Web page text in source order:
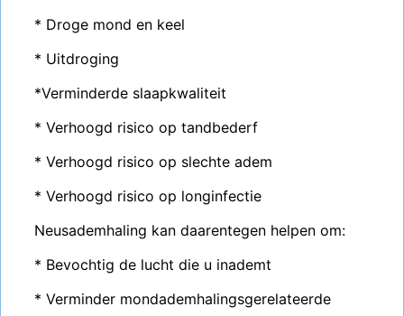
* Droge mond en keel
* Uitdroging
*Verminderde slaapkwaliteit
* Verhoogd risico op tandbederf
* Verhoogd risico op slechte adem
* Verhoogd risico op longinfectie
Neusademhaling kan daarentegen helpen om:
* Bevochtig de lucht die u inademt
* Verminder mondademhalingsgerelateerde